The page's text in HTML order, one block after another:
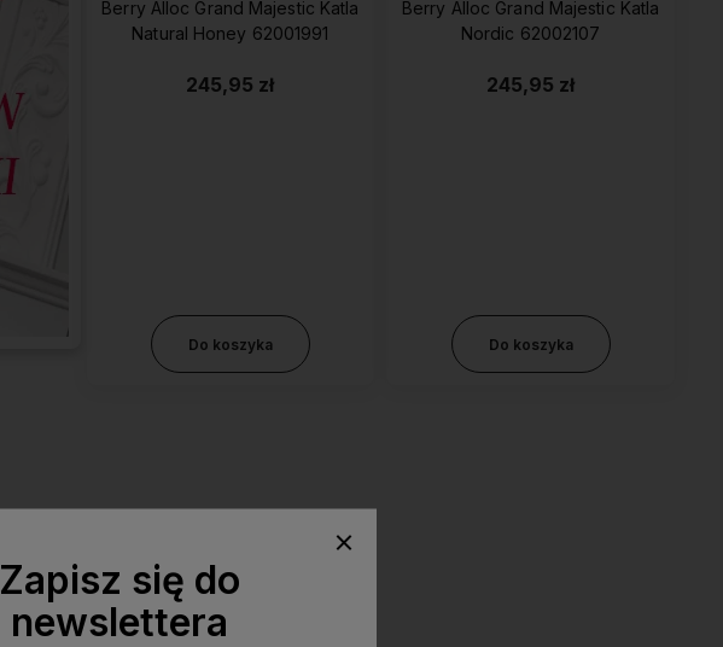
Berry Alloc Grand Majestic Katla
Natural Honey 62001991
245,95 zł
Do koszyka
Berry Alloc Grand Majestic Katla
Nordic 62002107
245,95 zł
Do koszyka
Zapisz się do
newslettera